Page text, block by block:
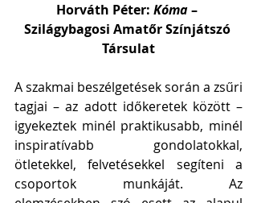
Horváth Péter: Kóma –
Szilágybagosi Amatőr Színjátszó
Társulat
A szakmai beszélgetések során a zsűri
tagjai – az adott időkeretek között –
igyekeztek minél praktikusabb, minél
inspiratívabb gondolatokkal,
ötletekkel, felvetésekkel segíteni a
csoportok munkáját. Az